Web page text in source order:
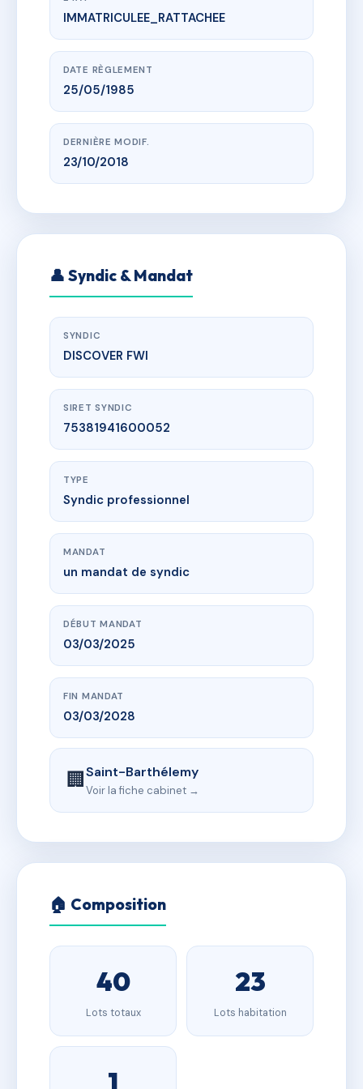
www.vme.plus/AA8758989
LES AMANDIERS
RUE DE LA LIBERTE - MARIGOT
IMMATRICULEE_RATTACHEE
DATE RÈGLEMENT
25/05/1985
DERNIÈRE MODIF.
23/10/2018
👤 Syndic & Mandat
SYNDIC
DISCOVER FWI
SIRET SYNDIC
75381941600052
TYPE
Syndic professionnel
MANDAT
un mandat de syndic
DÉBUT MANDAT
03/03/2025
FIN MANDAT
03/03/2028
🏢Saint-Barthélemy
Voir la fiche cabinet →
🏠 Composition
40
Lots totaux
23
Lots habitation
1